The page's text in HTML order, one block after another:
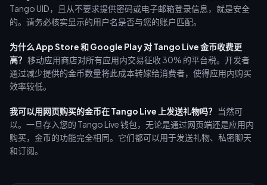
Tango UID，且从不要求提供密码或电子邮箱登录信息，就是安全
的。请务必核实显示的用户名是否与您的账户匹配。
为什么 App Store 和 Google Play 对 Tango Live 金币收费更
高？ 移动应用商店对所有应用内交易征收 30% 的平台税。开发者
通过减少提供的金币数量将此成本转嫁给消费者，使得应用内购买
效率较低。
我可以用网页购买的金币在 Tango Live 上发送礼物吗？
当然可
以。一旦存入您的 Tango Live 钱包，无论是通过网页端还是应用内
购买，金币的功能完全相同。它们都可以用于发送礼物、私密聊天
和订阅。